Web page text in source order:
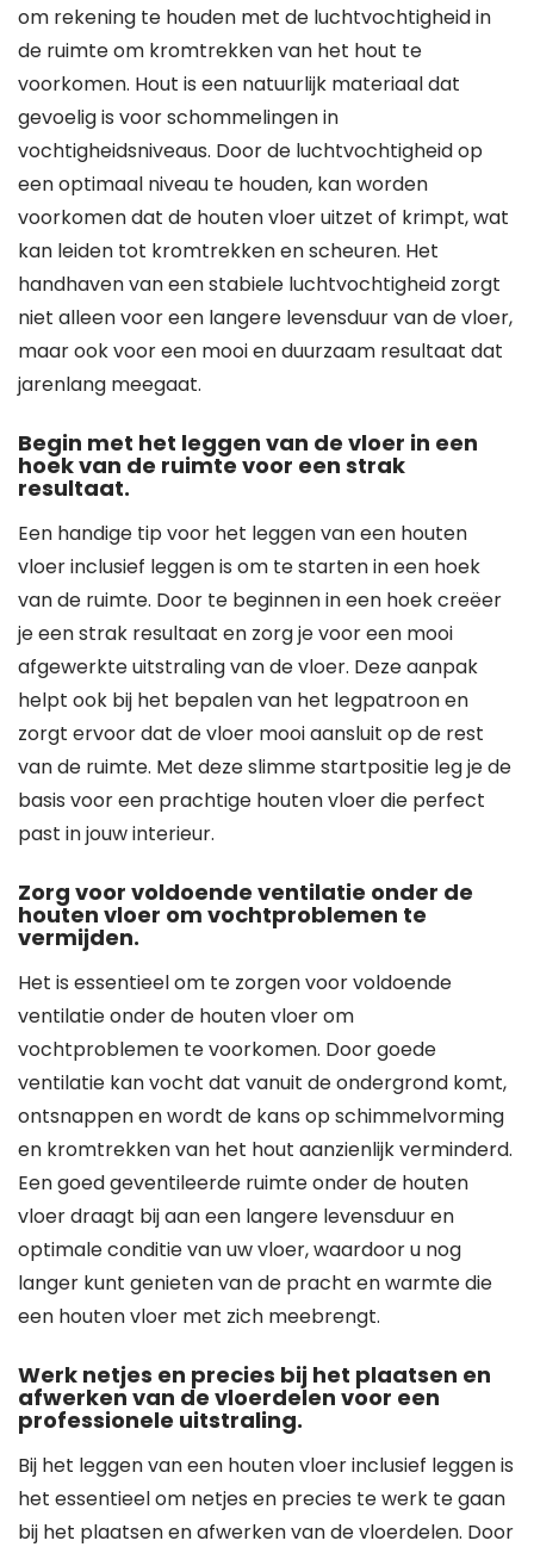
om rekening te houden met de luchtvochtigheid in
de ruimte om kromtrekken van het hout te
voorkomen. Hout is een natuurlijk materiaal dat
gevoelig is voor schommelingen in
vochtigheidsniveaus. Door de luchtvochtigheid op
een optimaal niveau te houden, kan worden
voorkomen dat de houten vloer uitzet of krimpt, wat
kan leiden tot kromtrekken en scheuren. Het
handhaven van een stabiele luchtvochtigheid zorgt
niet alleen voor een langere levensduur van de vloer,
maar ook voor een mooi en duurzaam resultaat dat
jarenlang meegaat.
Begin met het leggen van de vloer in een
hoek van de ruimte voor een strak
resultaat.
Een handige tip voor het leggen van een houten
vloer inclusief leggen is om te starten in een hoek
van de ruimte. Door te beginnen in een hoek creëer
je een strak resultaat en zorg je voor een mooi
afgewerkte uitstraling van de vloer. Deze aanpak
helpt ook bij het bepalen van het legpatroon en
zorgt ervoor dat de vloer mooi aansluit op de rest
van de ruimte. Met deze slimme startpositie leg je de
basis voor een prachtige houten vloer die perfect
past in jouw interieur.
Zorg voor voldoende ventilatie onder de
houten vloer om vochtproblemen te
vermijden.
Het is essentieel om te zorgen voor voldoende
ventilatie onder de houten vloer om
vochtproblemen te voorkomen. Door goede
ventilatie kan vocht dat vanuit de ondergrond komt,
ontsnappen en wordt de kans op schimmelvorming
en kromtrekken van het hout aanzienlijk verminderd.
Een goed geventileerde ruimte onder de houten
vloer draagt bij aan een langere levensduur en
optimale conditie van uw vloer, waardoor u nog
langer kunt genieten van de pracht en warmte die
een houten vloer met zich meebrengt.
Werk netjes en precies bij het plaatsen en
afwerken van de vloerdelen voor een
professionele uitstraling.
Bij het leggen van een houten vloer inclusief leggen is
het essentieel om netjes en precies te werk te gaan
bij het plaatsen en afwerken van de vloerdelen. Door